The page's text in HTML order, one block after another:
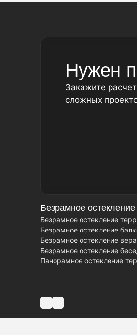
Нужен
Закажите
сложных
Безрамное остекление
Безрамное остекление
Безрамное остекление
Безрамное остекление
Безрамное остекление
Панорамное остекление